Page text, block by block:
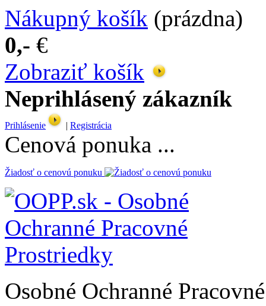
Nákupný košík (prázdna)
0,- €
Zobraziť košík
Neprihlásený zákazník
Prihlásenie | Registrácia
Cenová ponuka ...
Žiadosť o cenovú ponuku
Osobné Ochranné